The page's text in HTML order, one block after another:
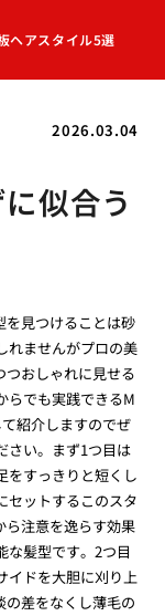
ヘアスタイル5選
2026.03.04
似合う
を見つけることは砂
れませんがプロの美
おしゃれに見せる
らでも実践できるM
紹介しますのでぜ
さい。まず1つ目は
をすっきりと短くし
セットするこのスタ
ら注意を逸らす効果
な髪型です。2つ目
イドを大胆に刈り上
差をなくし薄毛の